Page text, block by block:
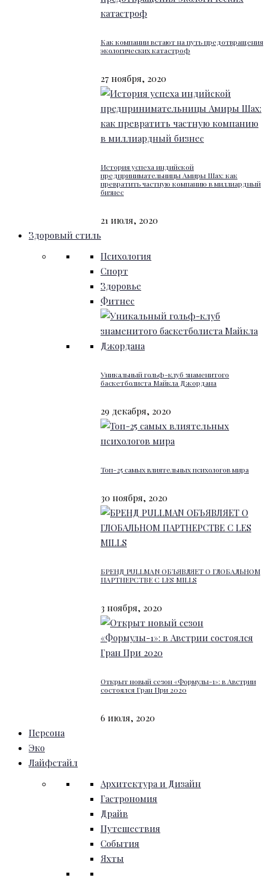
Как компании встают на путь предотвращения
экологических катастроф
27 ноября, 2020
История успеха индийской
предпринимательницы Амиры Шах: как
превратить частную компанию в миллиардный
бизнес
21 июля, 2020
Здоровый стиль
Психология
Спорт
Здоровье
Фитнес
Уникальный гольф-клуб знаменитого
баскетболиста Майкла Джордана
29 декабря, 2020
Топ-25 самых влиятельных психологов мира
30 ноября, 2020
БРЕНД PULLMAN ОБЪЯВЛЯЕТ О ГЛОБАЛЬНОМ
ПАРТНЕРСТВЕ С LES MILLS
3 ноября, 2020
Открыт новый сезон «Формулы-1»: в Австрии
состоялся Гран При 2020
6 июля, 2020
Персона
Эко
Лайфстайл
Архитектура и Дизайн
Гастрономия
Драйв
Путешествия
События
Яхты